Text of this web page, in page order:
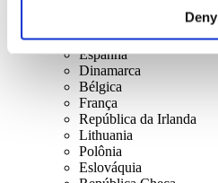
Deny
Suíça
Espanha
Dinamarca
Bélgica
França
República da Irlanda
Lithuania
Polônia
Eslováquia